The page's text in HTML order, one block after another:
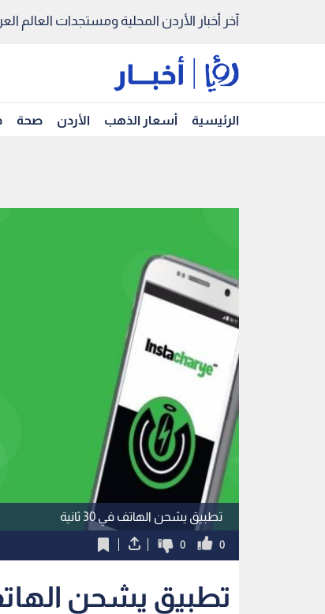
آخر أخبار الأردن المحلية ومستجدات العالم
الرئيسية أسعار الذهب الأردن صحة
تطبيق يشحن الهاتف في 30 ثانية
0
0